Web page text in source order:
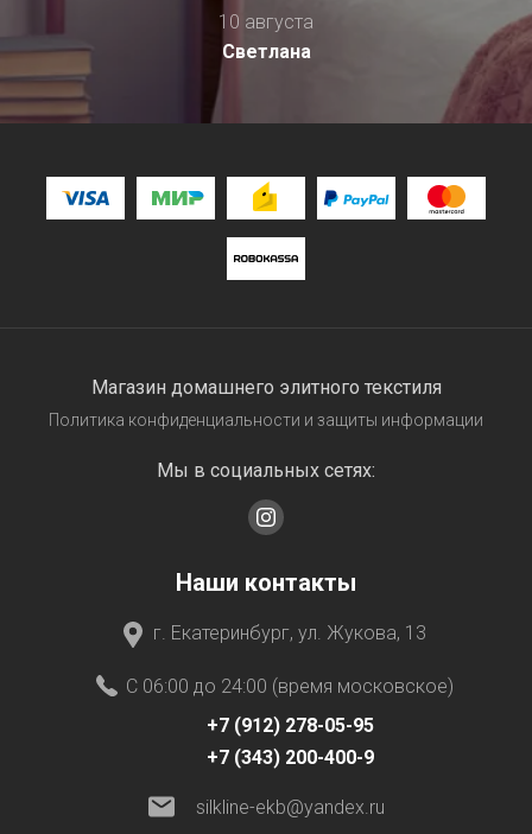
10 августа
Светлана
Магазин домашнего элитного текстиля
Политика конфиденциальности и защиты информации
Мы в социальных сетях:
Наши контакты
г. Екатеринбург, ул. Жукова, 13
C 06:00 до 24:00 (время московское)
+7 (912) 278-05-95
+7 (343) 200-400-9
silkline-ekb@yandex.ru